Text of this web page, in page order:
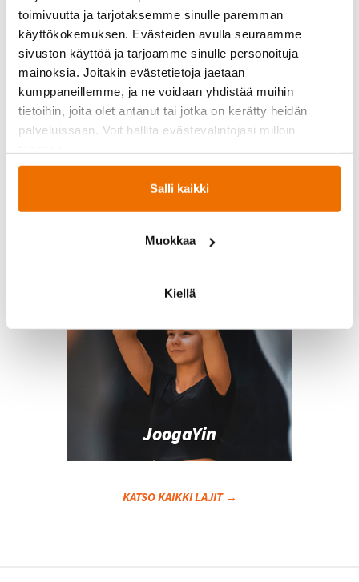
toimivuutta ja tarjotaksemme sinulle paremman
käyttökokemuksen. Evästeiden avulla seuraamme
sivuston käyttöä ja tarjoamme sinulle personoituja
mainoksia. Joitakin evästetietoja jaetaan
kumppaneillemme, ja ne voidaan yhdistää muihin
tietoihin, joita olet antanut tai jotka on kerätty heidän
palveluissaan. Voit hallita evästevalintojasi milloin
Salli kaikki
Muokkaa
Kiellä
JoogaPower + Rentoutus
JoogaYin
KATSO KAIKKI LAJIT →